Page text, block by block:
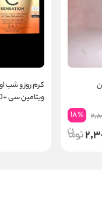
18%
کرم روز و شب
ویتامین سی +60